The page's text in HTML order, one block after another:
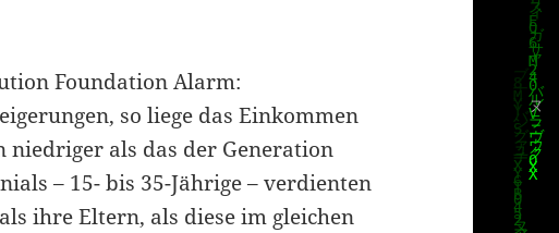
Foundation Alarm:
so liege das Einkommen
als das der Generation
– 15- bis 35-Jährige – verdienten
ihre Eltern, als diese im gleichen